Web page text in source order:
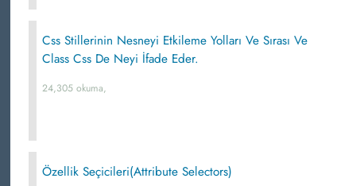
Css Stillerinin Nesneyi Etkileme Yolları Ve Sırası Ve
Class Css De Neyi İfade Eder.
24,305 okuma,
Özellik Seçicileri(Attribute Selectors)